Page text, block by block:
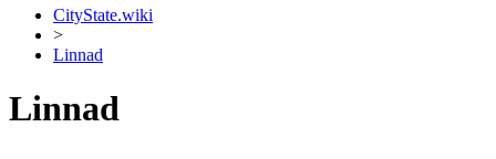
CityState.wiki
>
Linnad
Linnad